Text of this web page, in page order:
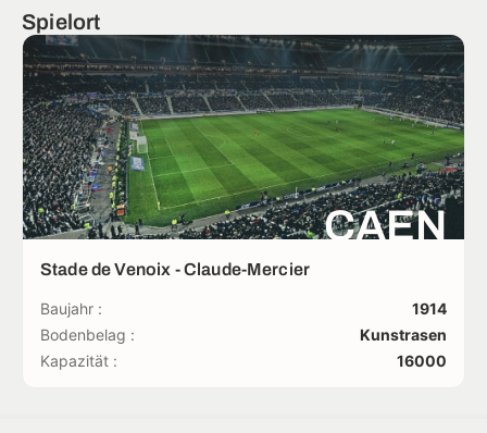
Spielort
CAEN
Stade de Venoix - Claude-Mercier
Baujahr :
1914
Bodenbelag :
Kunstrasen
Kapazität :
16000